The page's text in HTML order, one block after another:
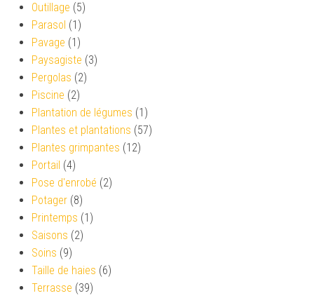
Outillage (5)
Parasol (1)
Pavage (1)
Paysagiste (3)
Pergolas (2)
Piscine (2)
Plantation de légumes (1)
Plantes et plantations (57)
Plantes grimpantes (12)
Portail (4)
Pose d'enrobé (2)
Potager (8)
Printemps (1)
Saisons (2)
Soins (9)
Taille de haies (6)
Terrasse (39)